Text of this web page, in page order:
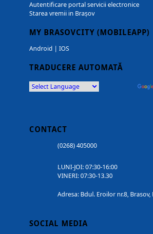
Autentificare portal servicii electronice
Starea vremii in Brașov
MY BRASOVCITY (MOBILEAPP)
Android | IOS
TRADUCERE AUTOMATĂ
CONTACT
(0268) 405000
LUNI-JOI: 07:30-16:00
VINERI: 07:30-13.30
Adresa: Bdul. Eroilor nr.8, Brasov,
SOCIAL MEDIA